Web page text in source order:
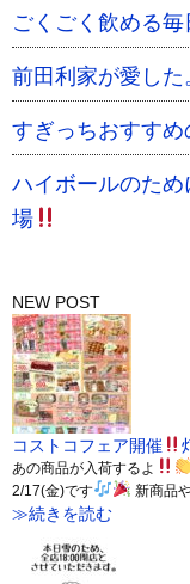
ごくごく飲める
前田利家が愛し
すぎっちおすす
ハイボールのた
場
NEW POST
コストコフェア開催
あの商品が入荷するよ
2/17(金)です
新商品
≫続きを読む